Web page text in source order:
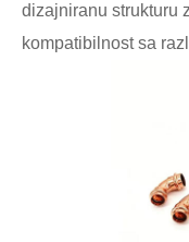
dizajniranu strukturu
kompatibilnost sa